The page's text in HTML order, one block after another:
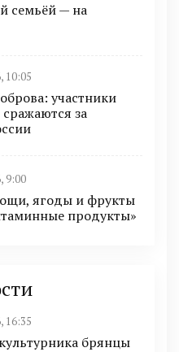
семьёй — на
10:05
участники
за
9:00
ягоды и фрукты
продукты»
16:35
брянцы